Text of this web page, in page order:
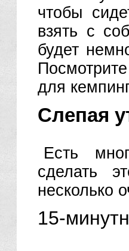
чтобы
взять с
будет
для
Слепая
Есть
сделать
несколько
15-